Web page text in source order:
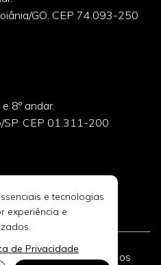
GO. CEP 74.093-250
8º andar.
SP. CEP 01.311-200
Digital. Todos os
e tecnologias
experiência e
de Privacidade